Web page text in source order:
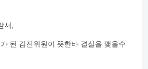
서,
된 김진위원이 뜻한바 결실을 맺을수